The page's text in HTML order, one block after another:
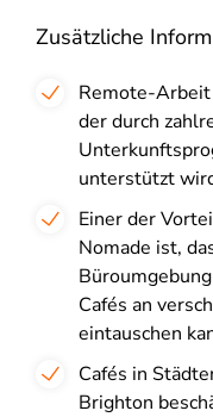
Zusätzliche
Remote-
der durch
unterstützt
Einer der
Nomade ist,
Cafés an
eintauschen
Cafés in
Brighton